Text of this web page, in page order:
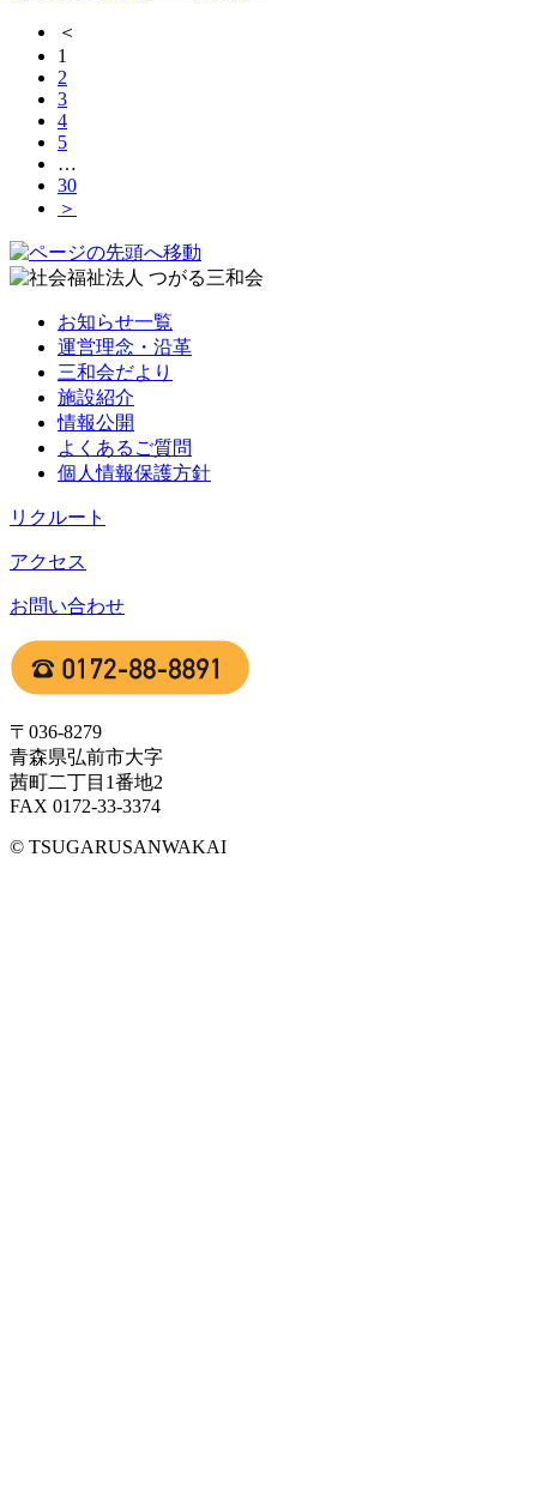
＜
1
2
3
4
5
…
30
＞
お知らせ一覧
運営理念・沿革
三和会だより
施設紹介
情報公開
よくあるご質問
個人情報保護方針
リクルート
アクセス
お問い合わせ
〒036-8279
青森県弘前市大字
茜町二丁目1番地2
FAX 0172-33-3374
© TSUGARUSANWAKAI